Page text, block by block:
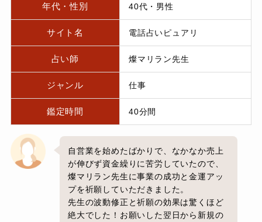
年代・性別 40代・男性
サイト名 電話占いピュアリ
占い師 燦マリラン先生
ジャンル 仕事
鑑定時間 40分間
自営業を始めたばかりで、なかなか売上
が伸びず資金繰りに苦労していたので、
燦マリラン先生に事業の成功と金運アッ
プを祈願していただきました。
先生の波動修正と祈願の効果は驚くほど
絶大でした！お願いした翌日から新規の